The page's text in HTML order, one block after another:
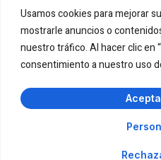
Usamos cookies para mejorar
mostrarle anuncios o
nuestro tráfico. Al hacer clic en
consentimiento a nuestro uso